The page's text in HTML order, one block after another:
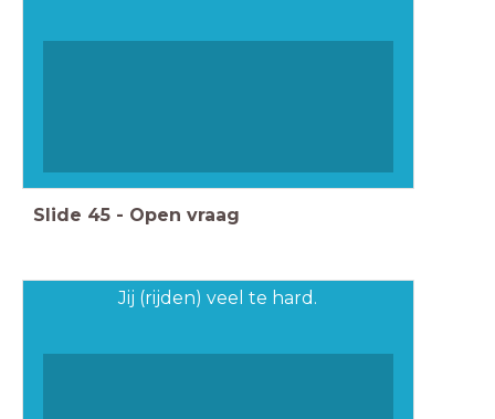
Slide 45 - Open vraag
Jij (rijden) veel te hard.